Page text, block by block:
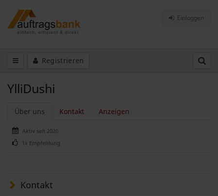
Einloggen
Registrieren
YlliDushi
Über uns Kontakt Anzeigen
Aktiv seit 2020
1x Empfehlung
Kontakt